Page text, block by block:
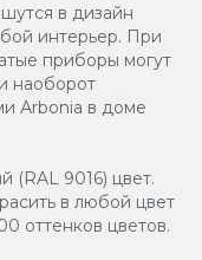
в дизайн
интерьер. При
приборы могут
наоборот
Аrbonia в доме
(RAL 9016) цвет.
в любой цвет
оттенков цветов.